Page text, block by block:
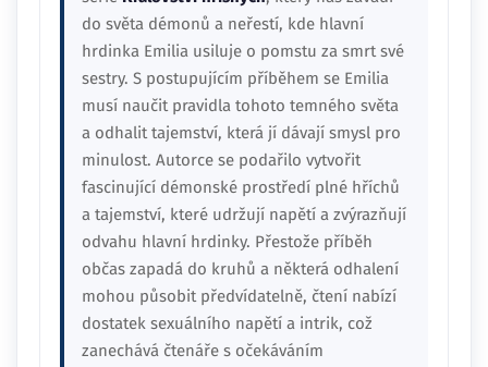
do světa démonů a neřestí, kde hlavní
hrdinka Emilia usiluje o pomstu za smrt své
sestry. S postupujícím příběhem se Emilia
musí naučit pravidla tohoto temného světa
a odhalit tajemství, která jí dávají smysl pro
minulost. Autorce se podařilo vytvořit
fascinující démonské prostředí plné hříchů
a tajemství, které udržují napětí a zvýrazňují
odvahu hlavní hrdinky. Přestože příběh
občas zapadá do kruhů a některá odhalení
mohou působit předvídatelně, čtení nabízí
dostatek sexuálního napětí a intrik, což
zanechává čtenáře s očekáváním